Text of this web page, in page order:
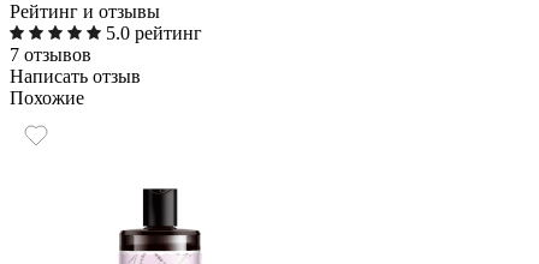
Рейтинг и отзывы
5.0 рейтинг
7 отзывов
Написать отзыв
Похожие